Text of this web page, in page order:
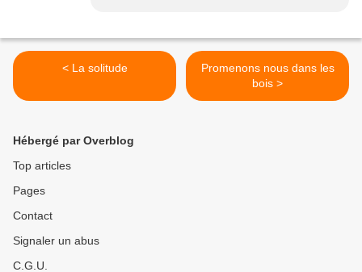
< La solitude
Promenons nous dans les
bois >
Hébergé par Overblog
Top articles
Pages
Contact
Signaler un abus
C.G.U.